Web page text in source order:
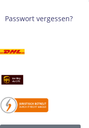
Passwort vergessen?